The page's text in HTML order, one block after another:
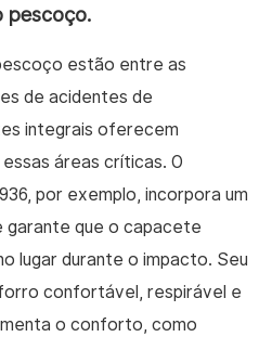
pescoço.
estão entre as
de acidentes de
integrais oferecem
áreas críticas. O
por exemplo, incorpora um
garante que o capacete
lugar durante o impacto. Seu
confortável, respirável e
o conforto, como